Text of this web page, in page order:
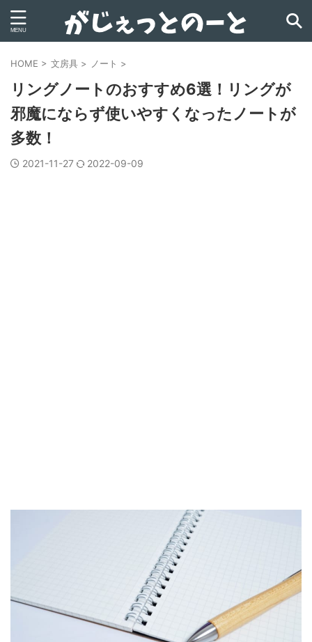
HOME > 文房具 > ノート >
リングノートのおすすめ6選！リングが
邪魔にならず使いやすくなったノートが
多数！
2021-11-27 2022-09-09